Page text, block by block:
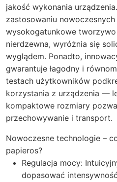
jakość wykonania urządzenia.
zastosowaniu
wysokogatunkowe
nierdzewna, wyróżnia się
wyglądem. Ponadto,
gwarantuje łagodny i
testach użytkowników
korzystania z urządzenia —
kompaktowe rozmiary
przechowywanie i transport.
Nowoczesne technologie –
papieros?
Regulacja mocy:
dopasować